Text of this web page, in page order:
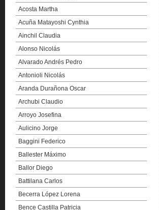
Acosta Martha
Acuña Matayoshi Cynthia
Ainchil Claudia
Alonso Nicolás
Alvarado Andrés Pedro
Antonioli Nicolás
Aranda Durañona Oscar
Archubi Claudio
Arroyo Josefina
Aulicino Jorge
Baggini Federico
Ballester Máximo
Ballor Diego
Battilana Carlos
Becerra López Lorena
Bence Castilla Patricia